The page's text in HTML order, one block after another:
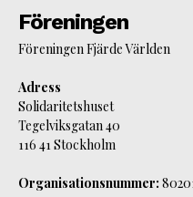
Föreningen
Föreningen Fjärde Världen
Adress
Solidaritetshuset
Tegelviksgatan 40
116 41 Stockholm
Organisationsnummer: